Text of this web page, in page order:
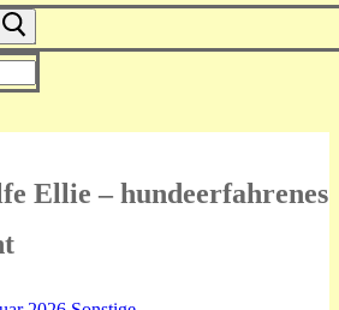
Ellie – hundeerfahrenes